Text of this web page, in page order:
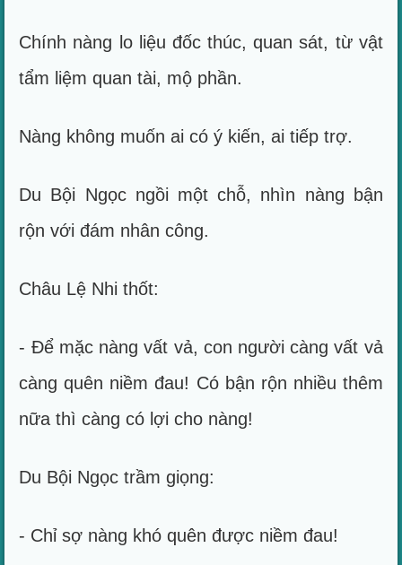
Chính nàng lo liệu đốc thúc, quan sát, từ vật
tẩm liệm quan tài, mộ phần.
Nàng không muốn ai có ý kiến, ai tiếp trợ.
Du Bội Ngọc ngồi một chỗ, nhìn nàng bận
rộn với đám nhân công.
Châu Lệ Nhi thốt:
- Để mặc nàng vất vả, con người càng vất vả
càng quên niềm đau! Có bận rộn nhiều thêm
nữa thì càng có lợi cho nàng!
Du Bội Ngọc trầm giọng:
- Chỉ sợ nàng khó quên được niềm đau!